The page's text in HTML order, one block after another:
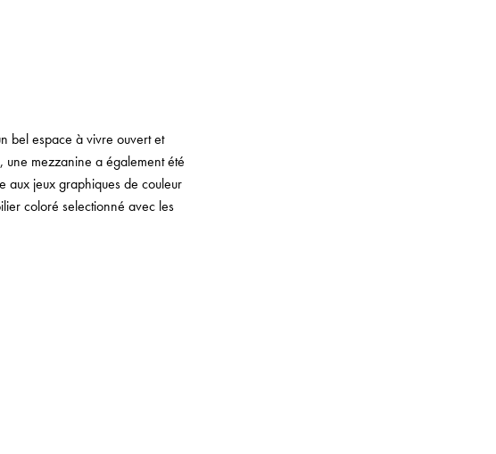
bel espace à vivre ouvert et
mezzanine a également été
aux jeux graphiques de couleur
coloré selectionné avec les